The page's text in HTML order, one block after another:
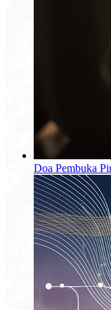
Doa Pembuka